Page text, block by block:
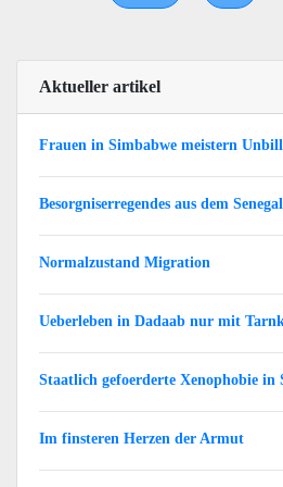
Aktueller artikel
Frauen in Simbabwe meistern Unbill
Besorgniserregendes aus dem Senegal
Normalzustand Migration
Ueberleben in Dadaab nur mit
Staatlich gefoerderte Xenophobie in
Im finsteren Herzen der Armut